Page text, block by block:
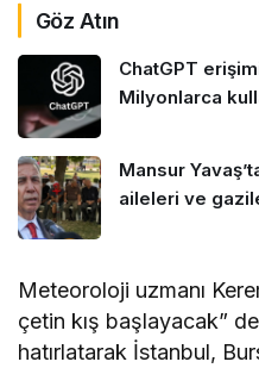
Göz Atın
ChatGPT
Milyonlarca
Mansur
aileleri ve
Meteoroloji uzmanı
çetin kış başlayacak”
hatırlatarak İstanbul,